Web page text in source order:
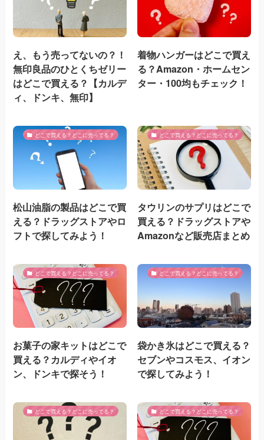
え、もう売ってないの？！
無印良品のひとくちゼリー
はどこで買える？【カルデ
ィ、ドンキ、無印】
着物ハンガーはどこで買え
る？Amazon・ホームセン
ター・100均もチェック！
どこで買える？どこに売ってる？
松山油脂の製品はどこで買
える？ドラッグストアやロ
フトで探してみよう！
どこで買える？どこに売ってる？
タウリンのサプリはどこで
買える？ドラッグストアや
Amazonなど販売店まとめ
どこで買える？どこに売ってる？
お菓子の家キットはどこで
買える？カルディやイオ
ン、ドンキで探そう！
どこで買える？どこに売ってる？
袋かき氷はどこで買える？
セブンやコスモス、イオン
で探してみよう！
どこで買える？どこに売ってる？ どこで買える？どこに売ってる？